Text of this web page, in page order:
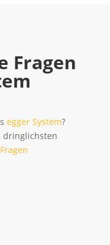
Fragen
egger System?
dringlichsten